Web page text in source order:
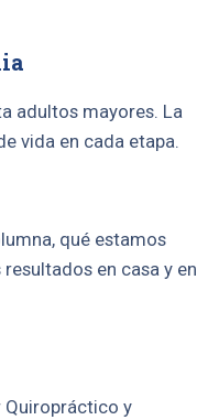
adultos mayores. La
vida en cada etapa.
qué estamos
en casa y en